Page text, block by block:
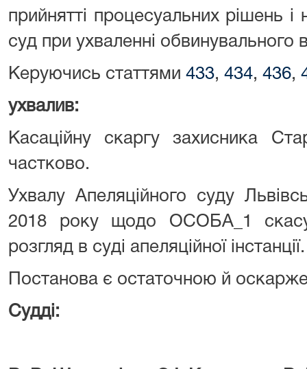
прийнятті процесуальних рішень
суд при ухваленні обвинувального
Керуючись статтями 433, 434, 436,
ухвалив:
Касаційну скаргу захисника
частково.
Ухвалу Апеляційного суду
2018 року щодо ОСОБА_1
розгляд в суді апеляційної інстанції.
Постанова є остаточною й
Судді: